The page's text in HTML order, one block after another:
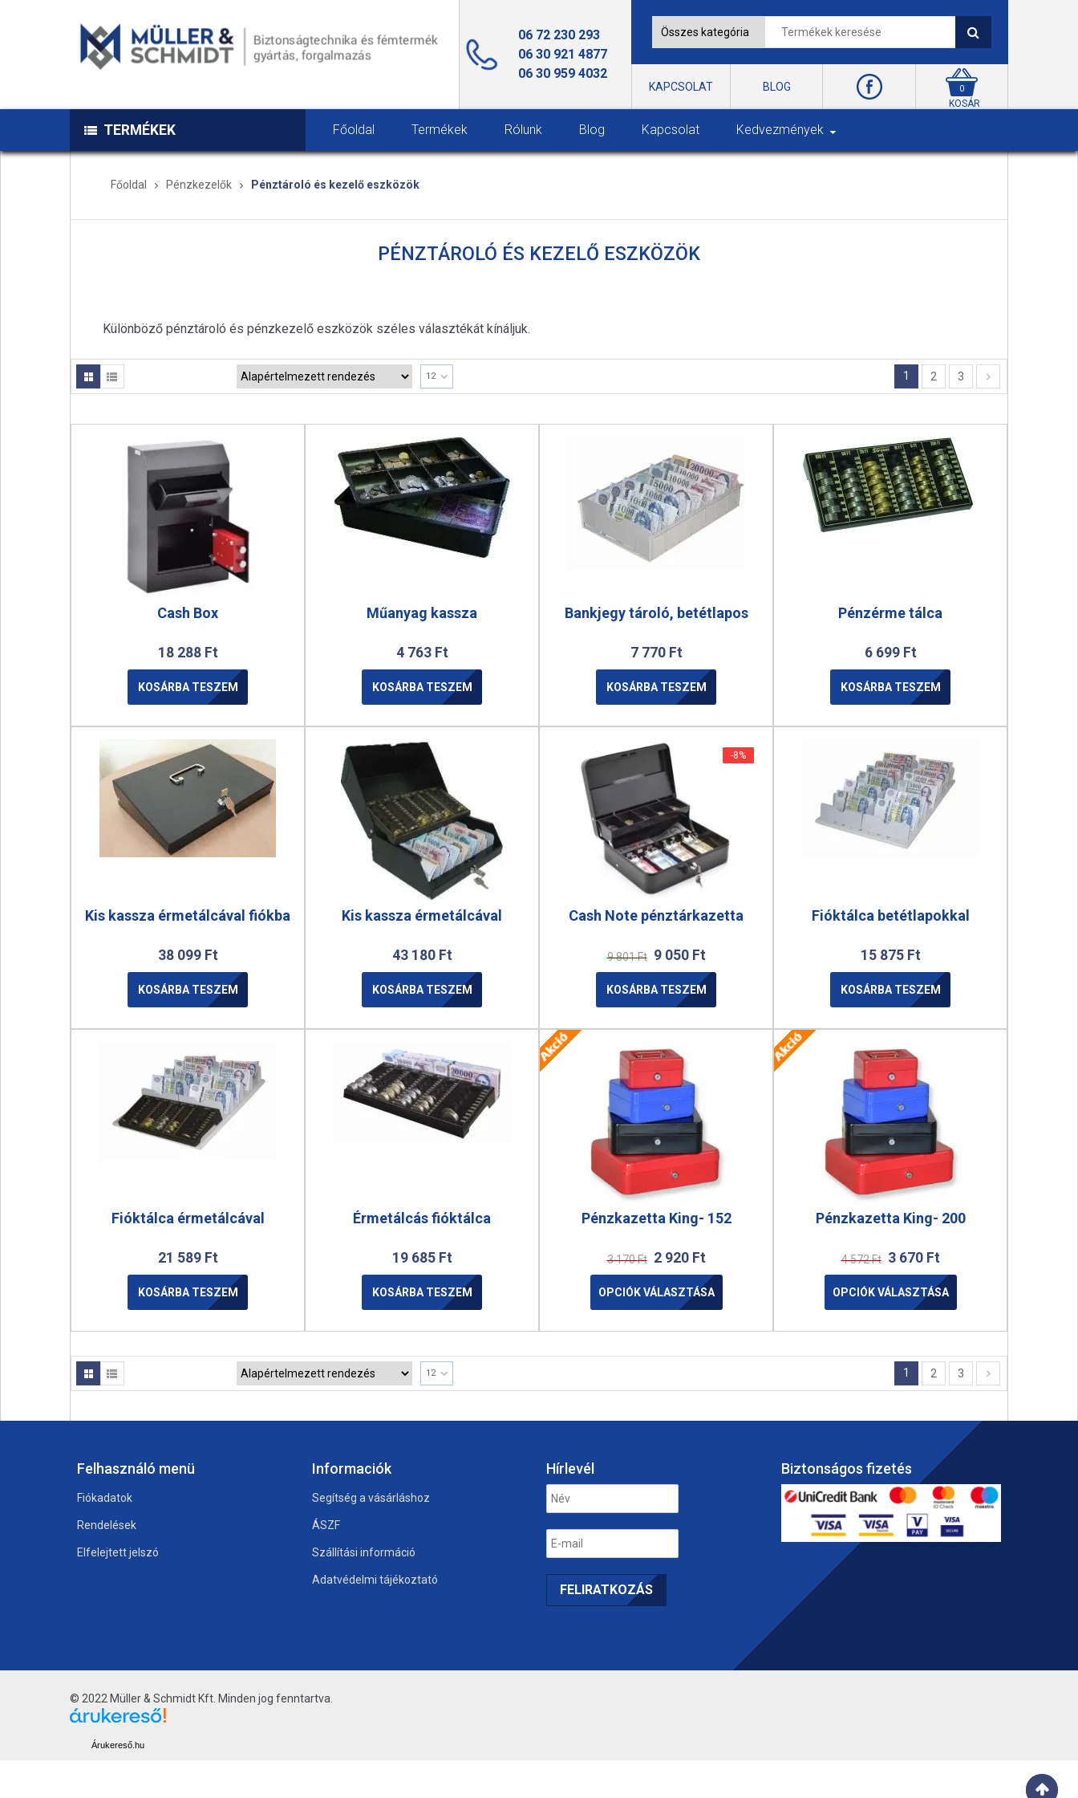
06 72 230 293
06 30 921 4877
06 30 959 4032
KAPCSOLAT BLOG 0
KOSÁR
TERMÉKEK Főoldal Termékek Rólunk Blog Kapcsolat Kedvezmények
Főoldal Pénzkezelők Pénztároló és kezelő eszközök
PÉNZTÁROLÓ ÉS KEZELŐ ESZKÖZÖK
Különböző pénztároló és pénzkezelő eszközök széles választékát kínáljuk.
12 1 2 3
Cash Box
18 288 Ft
KOSÁRBA TESZEM
Műanyag kassza
4 763 Ft
KOSÁRBA TESZEM
Bankjegy tároló, betétlapos
7 770 Ft
KOSÁRBA TESZEM
Pénzérme tálca
6 699 Ft
KOSÁRBA TESZEM
Kis kassza érmetálcával fiókba
38 099 Ft
KOSÁRBA TESZEM
Kis kassza érmetálcával
43 180 Ft
KOSÁRBA TESZEM
-8%
-8%
Cash Note pénztárkazetta
9 801Ft 9 050 Ft
KOSÁRBA TESZEM
Fióktálca betétlapokkal
15 875 Ft
KOSÁRBA TESZEM
Fióktálca érmetálcával
21 589 Ft
KOSÁRBA TESZEM
Érmetálcás fióktálca
19 685 Ft
KOSÁRBA TESZEM
Pénzkazetta King- 152
3 170Ft 2 920 Ft
OPCIÓK VÁLASZTÁSA
Pénzkazetta King- 200
4 572Ft 3 670 Ft
OPCIÓK VÁLASZTÁSA
12 1 2 3
Felhasználó menü
Fiókadatok
Rendelések
Elfelejtett jelszó
Informaciók
Segítség a vásárláshoz
ÁSZF
Szállítási információ
Adatvédelmi tájékoztató
Hírlevél Biztonságos fizetés
© 2022 Müller & Schmidt Kft. Minden jog fenntartva.
Árukereső.hu